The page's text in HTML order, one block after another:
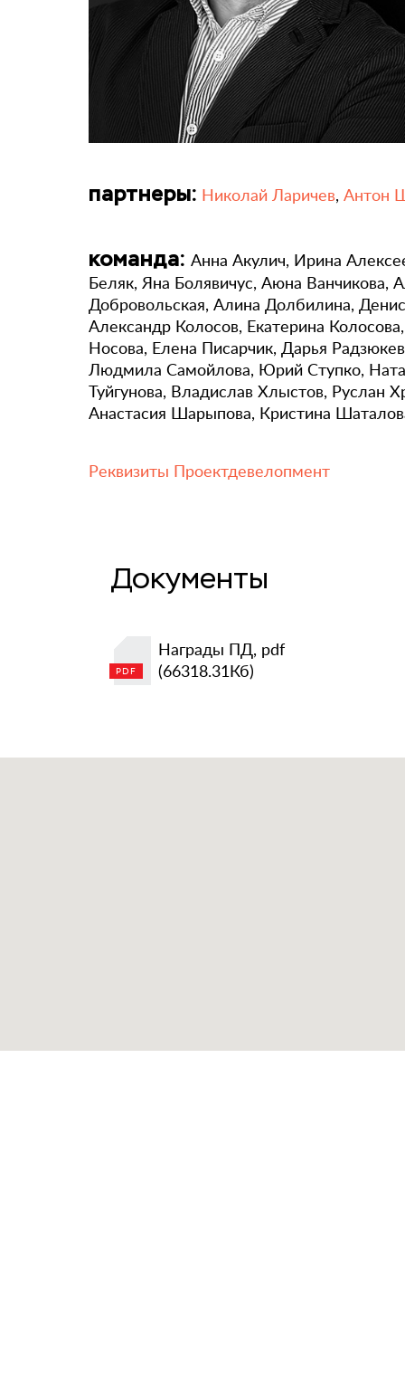
партнеры: Николай Ларичев, Антон
команда: Анна Акулич, Ирина
Беляк, Яна Болявичус, Аюна Ванчикова,
Добровольская, Алина Долбилина,
Александр Колосов, Екатерина
Носова, Елена Писарчик, Дарья
Людмила Самойлова, Юрий Ступко,
Туйгунова, Владислав Хлыстов,
Анастасия Шарыпова, Кристина
Реквизиты Проектдевелопмент
Документы
Награды ПД, pdf
(66318.31Кб)